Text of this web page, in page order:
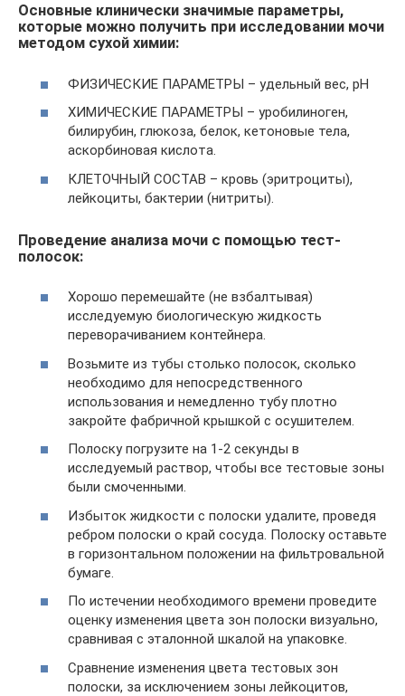
Основные клинически значимые параметры,
которые можно получить при исследовании мочи
методом сухой химии:
ФИЗИЧЕСКИЕ ПАРАМЕТРЫ – удельный вес, рН
ХИМИЧЕСКИЕ ПАРАМЕТРЫ – уробилиноген,
билирубин, глюкоза, белок, кетоновые тела,
аскорбиновая кислота.
КЛЕТОЧНЫЙ СОСТАВ – кровь (эритроциты),
лейкоциты, бактерии (нитриты).
Проведение анализа мочи с помощью тест-
полосок:
Хорошо перемешайте (не взбалтывая)
исследуемую биологическую жидкость
переворачиванием контейнера.
Возьмите из тубы столько полосок, сколько
необходимо для непосредственного
использования и немедленно тубу плотно
закройте фабричной крышкой с осушителем.
Полоску погрузите на 1-2 секунды в
исследуемый раствор, чтобы все тестовые зоны
были смоченными.
Избыток жидкости с полоски удалите, проведя
ребром полоски о край сосуда. Полоску оставьте
в горизонтальном положении на фильтровальной
бумаге.
По истечении необходимого времени проведите
оценку изменения цвета зон полоски визуально,
сравнивая с эталонной шкалой на упаковке.
Сравнение изменения цвета тестовых зон
полоски, за исключением зоны лейкоцитов,